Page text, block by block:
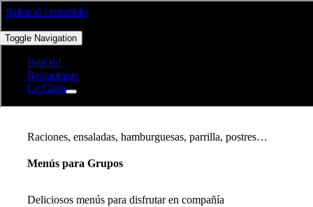
Saltar al contenido
Toggle Navigation
PatiOh!
Restaurante
La Carta
Raciones, ensaladas, hamburguesas, parrilla, postres…
Menús para Grupos
Deliciosos menús para disfrutar en compañía